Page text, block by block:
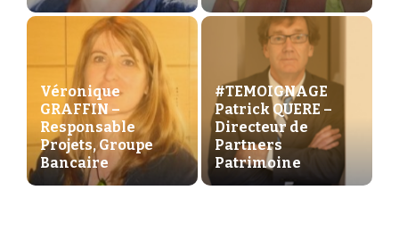
Véronique
GRAFFIN –
Responsable
Projets, Groupe
Bancaire
#TEMOIGNAGE
Patrick QUERE –
Directeur de
Partners
Patrimoine